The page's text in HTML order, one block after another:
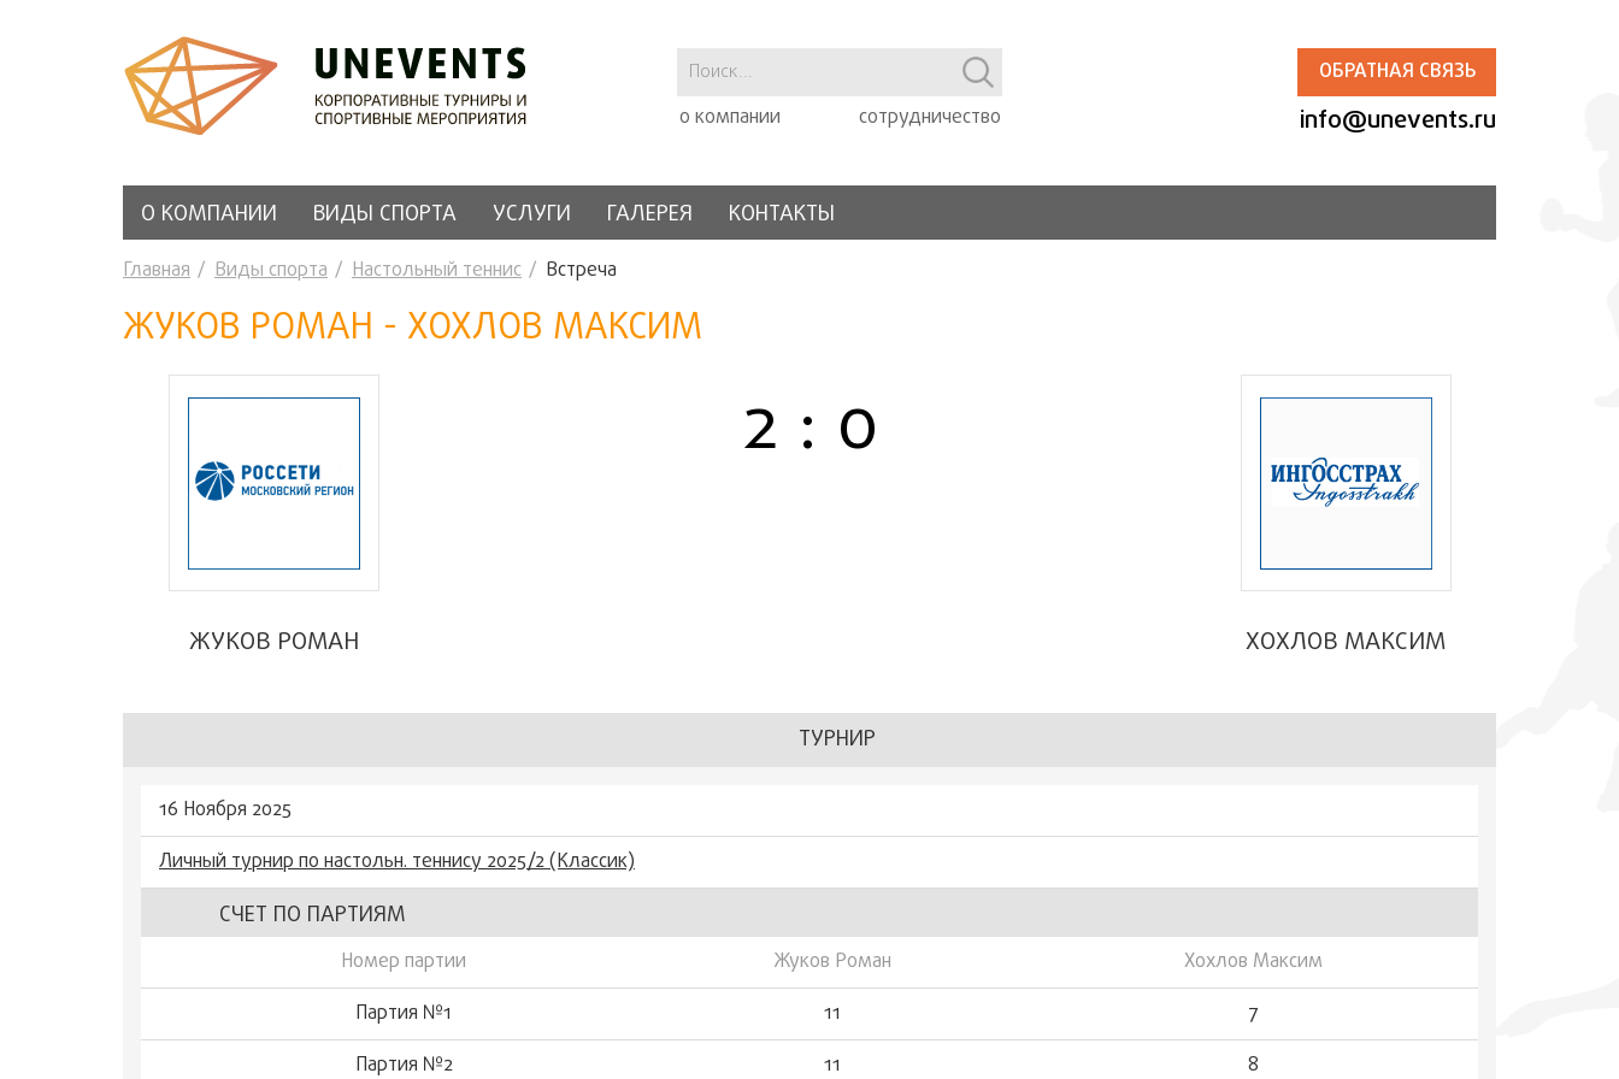
о компании сотрудничество
ОБРАТНАЯ СВЯЗЬ
info@unevents.ru
О КОМПАНИИ ВИДЫ СПОРТА УСЛУГИ ГАЛЕРЕЯ КОНТАКТЫ
Главная Виды спорта Настольный теннис Встреча
ЖУКОВ РОМАН - ХОХЛОВ МАКСИМ
ЖУКОВ РОМАН
2 : 0
ХОХЛОВ МАКСИМ
ТУРНИР
16 Ноября 2025
Личный турнир по настольн. теннису 2025/2 (Классик)
СЧЕТ ПО ПАРТИЯМ
Номер партии Жуков Роман
Хохлов Максим
Партия №1
11
7
Партия №2
11 8